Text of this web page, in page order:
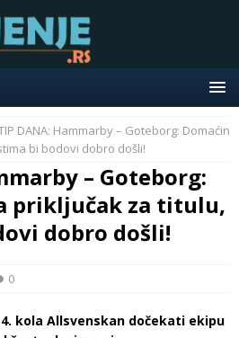
DANA: Hammarby – Goteborg: Domaćin
bi bodovi dobro došli!
– Goteborg:
priključak za titulu,
dobro došli!
0
kola Allsvenskan dočekati ekipu